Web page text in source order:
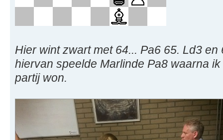
Hier wint zwart met 64... Pa6 65. Ld3
hiervan speelde Marlinde Pa8 waarna
partij won.